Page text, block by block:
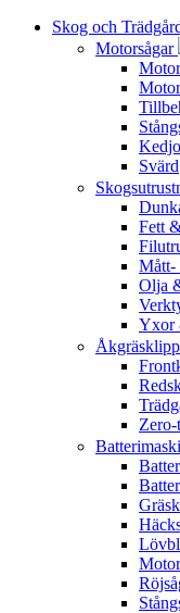
Skog och
Motorsågar
Svärd
Fett
Mått-
Olja
Yxor